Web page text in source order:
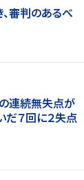
審判のあるべ
連続無失点が
だ７回に２失点